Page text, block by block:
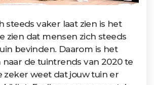
steeds vaker laat zien is het
zien dat mensen zich steeds
bevinden. Daarom is het
de tuintrends van 2020 te
zeker weet dat jouw tuin er